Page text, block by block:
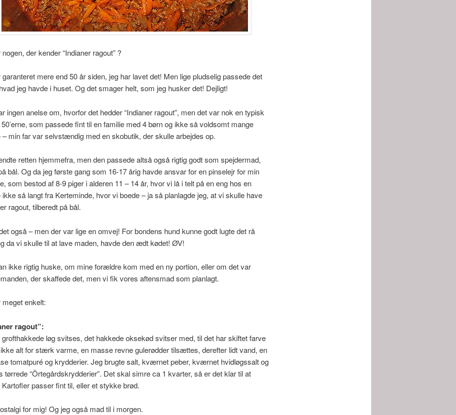
nogen, der kender “Indianer ragout” ?
garanteret mere end 50 år siden, jeg har lavet det! Men lige pludselig passede det
jeg havde i huset. Og det smager helt, som jeg husker det! Dejligt!
ingen anelse om, hvorfor det hedder “Indianer ragout”, men det var nok en typisk
som passede fint til en familie med 4 børn og ikke så voldsomt mange
– min far var selvstændig med en skobutik, der skulle arbejdes op.
retten hjemmefra, men den passede altså også rigtig godt som spejdermad,
bål. Og da jeg første gang som 16-17 årig havde ansvar for en pinselejr for min
som bestod af 8-9 piger i alderen 11 – 14 år, hvor vi lå i telt på en eng hos en
ikke så langt fra Kerteminde, hvor vi boede – ja så planlagde jeg, at vi skulle have
ragout, tilberedt på bål.
også – men der var lige en omvej! For bondens hund kunne godt lugte det rå
da vi skulle til at lave maden, havde den ædt kødet! ØV!
ikke rigtig huske, om mine forældre kom med en ny portion, eller om det var
der skaffede det, men vi fik vores aftensmad som planlagt.
meget enkelt:
ragout”:
grofthakkede løg svitses, det hakkede oksekød svitser med, til det har skiftet farve
alt for stærk varme, en masse revne gulerødder tilsættes, derefter lidt vand, en
tomatpuré og krydderier. Jeg brugte salt, kværnet peber, kværnet hvidløgssalt og
tørrede “Örtegårdskrydderier”. Det skal simre ca 1 kvarter, så er det klar til at
passer fint til, eller et stykke brød.
for mig! Og jeg også mad til i morgen.